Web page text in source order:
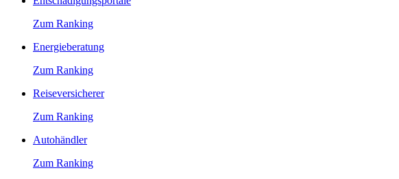
Zum Ranking
Energieberatung
Zum Ranking
Reiseversicherer
Zum Ranking
Autohändler
Zum Ranking